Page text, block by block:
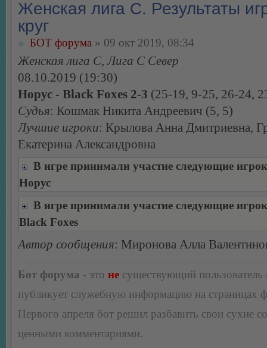
Женская лига С. Результаты
круг
БОТ форума » 09 окт 2019, 08:34
Женская лига С, Лига С Север
08.10.2019 (19:30)
Норус - Black Foxes 2-3 (25-19, 9-25, 26-24,
Судья: Кошмак Никита Андреевич (5, 5)
Лучшие игроки: Крылова Анна Дмитриевна,
Екатерина Александровна
В игре принимали участие следующие
Норус
В игре принимали участие следующие
Black Foxes
Автор сообщения: Миронова Алла
Бот форума - это не существующий пользователь
публикует служебную информацию на страницах
Первого апреля бот решил разбавить свои сухие
ценными комментариями.